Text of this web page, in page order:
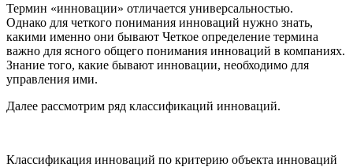
Термин «инновации» отличается универсальностью.
Однако для четкого понимания инноваций нужно знать,
какими именно они бывают Четкое определение термина
важно для ясного общего понимания инноваций в компаниях.
Знание того, какие бывают инновации, необходимо для
управления ими.
Далее рассмотрим ряд классификаций инноваций.
Классификация инноваций по критерию объекта инноваций